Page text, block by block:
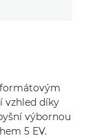
vzhled díky
výbornou
5 EV.